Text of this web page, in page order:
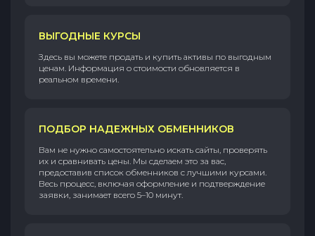
ВЫГОДНЫЕ КУРСЫ
Здесь вы можете продать и купить активы по выгодным
ценам. Информация о стоимости обновляется в
реальном времени.
ПОДБОР НАДЕЖНЫХ ОБМЕННИКОВ
Вам не нужно самостоятельно искать сайты, проверять
их и сравнивать цены. Мы сделаем это за вас,
предоставив список обменников с лучшими курсами.
Весь процесс, включая оформление и подтверждение
заявки, занимает всего 5–10 минут.